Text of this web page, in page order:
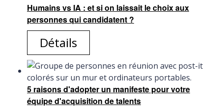
Humains vs IA : et si on laissait le choix aux
personnes qui candidatent ?
Détails
5 raisons d'adopter un manifeste pour votre
équipe d'acquisition de talents